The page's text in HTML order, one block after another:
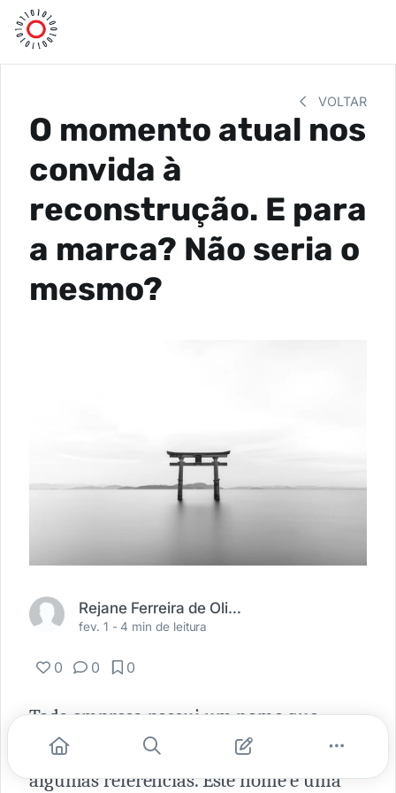
VOLTAR
O momento atual nos
convida à
reconstrução. E para
a marca? Não seria o
mesmo?
Rejane Ferreira de Oliveira Dias
fev. 1 -4 min de leitura
0 0 0
Toda empresa possui um nome que
carrega um significado, uma história e
algumas referências. Este nome é uma